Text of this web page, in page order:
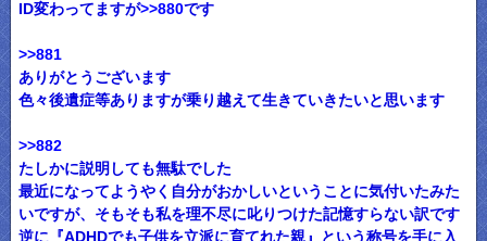
ID変わってますが>>880です
>>881
ありがとうございます
色々後遺症等ありますが乗り越えて生きていきたいと思います
>>882
たしかに説明しても無駄でした
最近になってようやく自分がおかしいということに気付いたみた
いですが、そもそも私を理不尽に叱りつけた記憶すらない訳です
逆に『ADHDでも子供を立派に育てれた親』という称号を手に入